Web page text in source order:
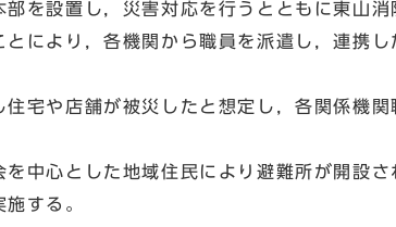
を設置し，災害対応を行うとともに東山
により，各機関から職員を派遣し，連携し
宅や店舗が被災したと想定し，各関係機関
中心とした地域住民により避難所が開設さ
する。